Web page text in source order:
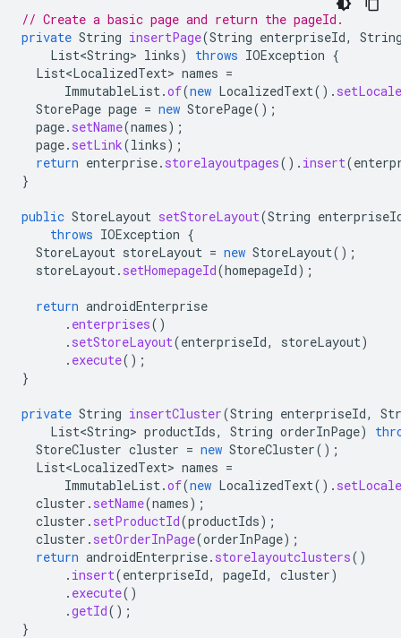
// Create a basic page and return the pageId.
private String insertPage(String enterpriseId,
List<String> links) throws IOException {
List<LocalizedText> names =
ImmutableList .of(new LocalizedText(). setLocale
StorePage page = new StorePage();
page. setName(names);
page. setLink(links);
return enterprise. storelayoutpages(). insert(
}
public StoreLayout setStoreLayout(String
throws IOException {
StoreLayout storeLayout = new StoreLayout();
storeLayout . setHomepageId(homepageId);
return androidEnterprise
. enterprises()
. setStoreLayout(enterpriseId, storeLayout)
. execute();
}
private String insertCluster(String enterpriseId,
List<String> productIds, String orderInPage)
StoreCluster cluster = new StoreCluster();
List<LocalizedText> names =
ImmutableList .of(new LocalizedText(). setLocale
cluster . setName(names);
cluster . setProductId(productIds);
cluster . setOrderInPage(orderInPage);
return androidEnterprise. storelayoutclusters()
. insert(enterpriseId, pageId, cluster)
. execute()
.getId();
}